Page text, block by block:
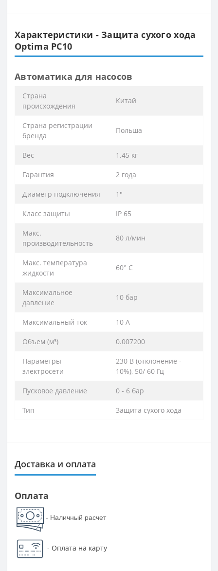
Характеристики - Защита сухого хода
Optima PC10
Автоматика для насосов
Cтрана
происхождения
Китай
Cтрана регистрации
бренда
Польша
Вес 1.45 кг
Гарантия 2 года
Диаметр подключения 1"
Класс защиты IP 65
Макс.
производительность
80 л/мин
Макс. температура
жидкости
60° С
Максимальное
давление
10 бар
Максимальный ток 10 A
Объем (м³) 0.007200
Параметры
электросети
230 В (отклонение -
10%), 50/ 60 Гц
Пусковое давление 0 - 6 бар
Тип Защита сухого хода
Доставка и оплата
Оплата
- Наличный расчет
- Оплата на карту